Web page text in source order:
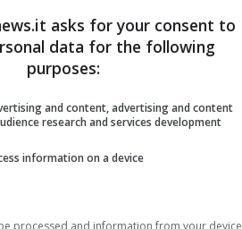
, non lasciano troppo
e domani il centrocampista
che filtra è quella di un
asks for your consent to
data for the following
purposes:
and content, advertising and content
research and services development
information on a device
processed and information from your device